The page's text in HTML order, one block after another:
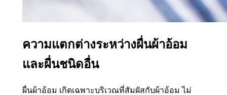
ความแตกต่างระหว่างผื่นผ้าอ้อม
และผื่นชนิดอื่น
ผื่นผ้าอ้อม เกิดเฉพาะบริเวณที่สัมผัสกับผ้าอ้อม ไม่